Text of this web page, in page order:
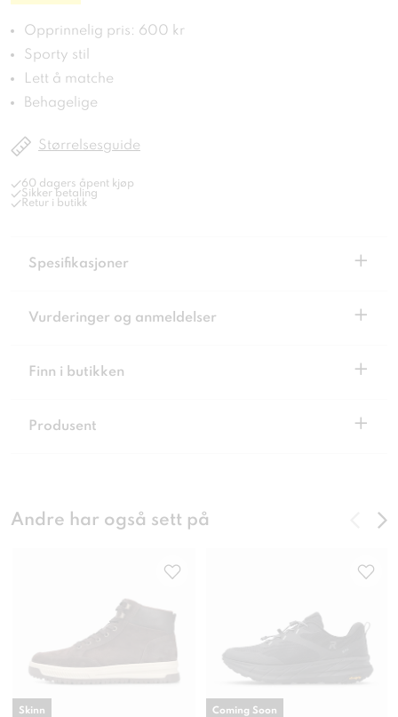
Opprinnelig pris: 600 kr
Sporty stil
Lett å matche
Behagelige
Størrelsesguide
60 dagers åpent kjøp
Sikker betaling
Retur i butikk
Spesifikasjoner +
Vurderinger og anmeldelser +
Finn i butikken +
Produsent +
Andre har også sett på
Skinn Coming Soon